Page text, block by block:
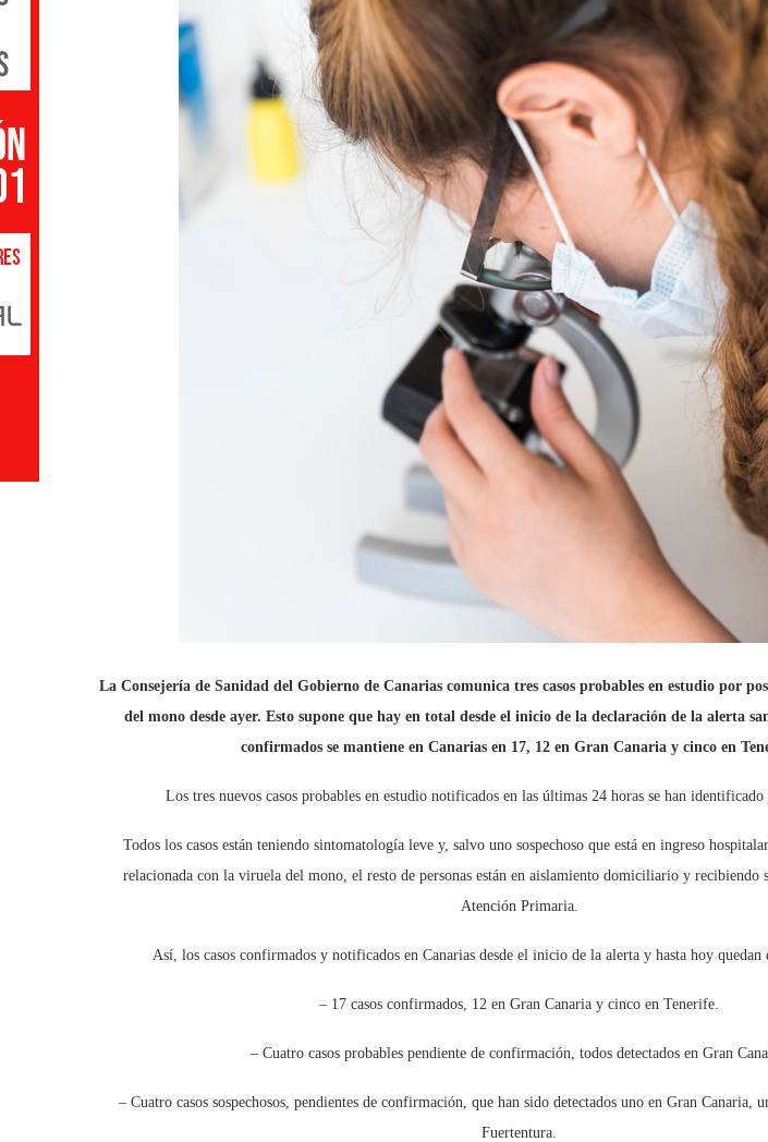
La Consejería de Sanidad del Gobierno de Canarias comunica tres casos probables en estudio por
del mono desde ayer. Esto supone que hay en total desde el inicio de la declaración de la alerta
confirmados se mantiene en Canarias en 17, 12 en Gran Canaria y cinco en
Los tres nuevos casos probables en estudio notificados en las últimas 24 horas se han identificado
Todos los casos están teniendo sintomatología leve y, salvo uno sospechoso que está en ingreso
relacionada con la viruela del mono, el resto de personas están en aislamiento domiciliario y recibiendo
Atención Primaria.
Así, los casos confirmados y notificados en Canarias desde el inicio de la alerta y hasta hoy quedan
– 17 casos confirmados, 12 en Gran Canaria y cinco en Tenerife.
– Cuatro casos probables pendiente de confirmación, todos detectados en Gran
– Cuatro casos sospechosos, pendientes de confirmación, que han sido detectados uno en Gran Canaria,
Fuertentura.